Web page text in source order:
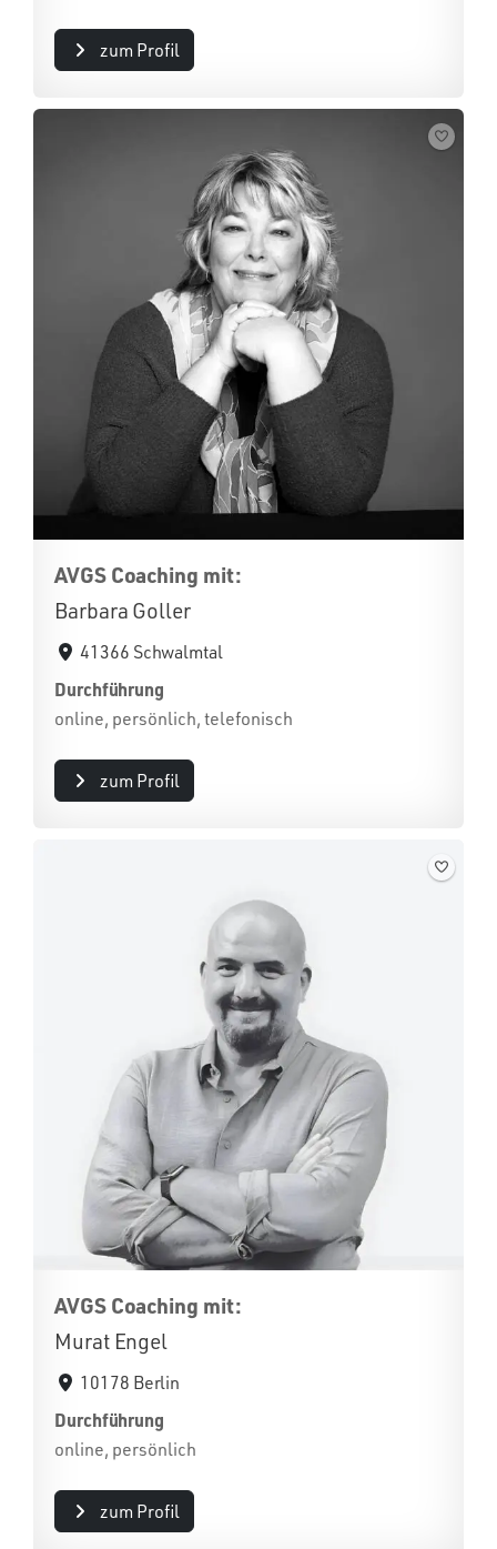
zum Profil
AVGS Coaching mit:
Barbara Goller
41366 Schwalmtal
Durchführung
online, persönlich, telefonisch
zum Profil
AVGS Coaching mit:
Murat Engel
10178 Berlin
Durchführung
online, persönlich
zum Profil